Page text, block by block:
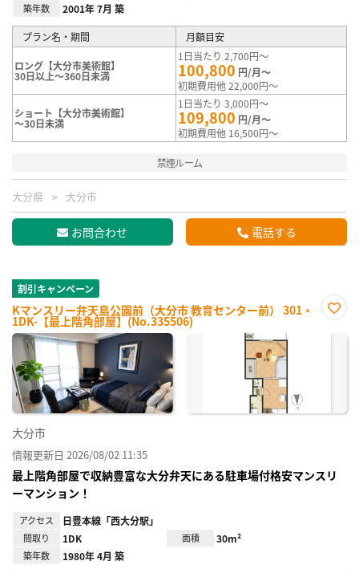
築年数 2001年 7月 築
プラン名・期間 月額目安
ロング【大分市美術館】
30日以上～360日未満
1日当たり 2,700円～
100,800 円/月～
初期費用他 22,000円～
ショート【大分市美術館】
～30日未満
1日当たり 3,000円～
109,800 円/月～
初期費用他 16,500円～
禁煙ルーム
大分県 大分市
お問合わせ 電話する
割引キャンペーン
Kマンスリー弁天島公園前（大分市 教育センター前） 301・
1DK-【最上階角部屋】(No.335506)
に入
大分市
情報更新日 2026/08/02 11:35
最上階角部屋で収納豊富な大分弁天にある駐車場付格安マンスリ
ーマンション！
アクセス 日豊本線「西大分駅」
間取り 1DK 面積 30m²
築年数 1980年 4月 築